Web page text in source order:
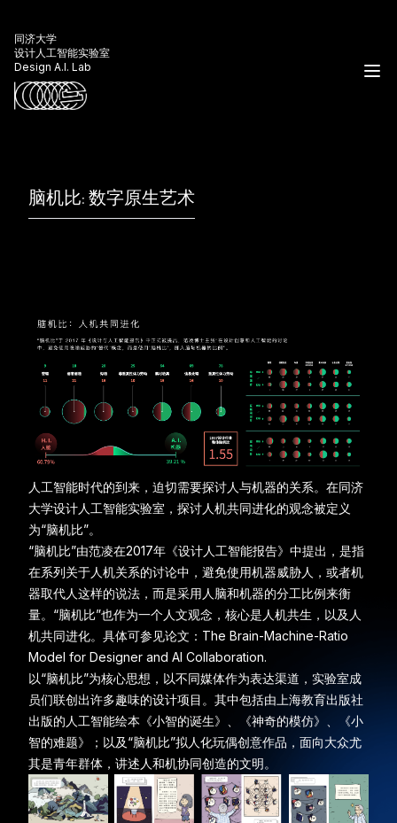
同济大学
设计人工智能实验室
Design A.I. Lab
脑机比: 数字原生艺术
人工智能时代的到来，迫切需要探讨人与机器的关系。在同济
大学设计人工智能实验室，探讨人机共同进化的观念被定义
为“脑机比”。
“脑机比”由范凌在2017年《设计人工智能报告》中提出，是指
在系列关于人机关系的讨论中，避免使用机器威胁人，或者机
器取代人这样的说法，而是采用人脑和机器的分工比例来衡
量。“脑机比”也作为一个人文观念，核心是人机共生，以及人
机共同进化。具体可参见论文： The Brain-Machine-Ratio
Model for Designer and AI Collaboration.
以“脑机比”为核心思想，以不同媒体作为表达渠道，实验室成
员们联创出许多趣味的设计项目。其中包括由上海教育出版社
出版的人工智能绘本《小智的诞生》、《神奇的模仿》、《小
智的难题》；以及“脑机比”拟人化玩偶创意作品，面向大众尤
其是青年群体，讲述人和机协同创造的文明。